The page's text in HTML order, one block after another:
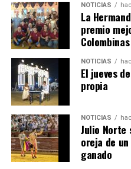
QUINTA CORRIDA DE
2026
hace 4 días· Huelvatv
NOTICIAS
La
premio
Colombinas
NOTICIAS
El jueves
propia
NOTICIAS
Julio
oreja de
ganado